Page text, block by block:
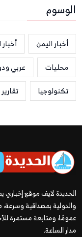
الوسوم
أخبار اليمن
محليات
عربي
تكنولوجيا
تقارير
الحديدة لايف موقع إخباري
والدولية بمصداقية
عمومًا، ومتابعة مستمرة
مدار الساعة.